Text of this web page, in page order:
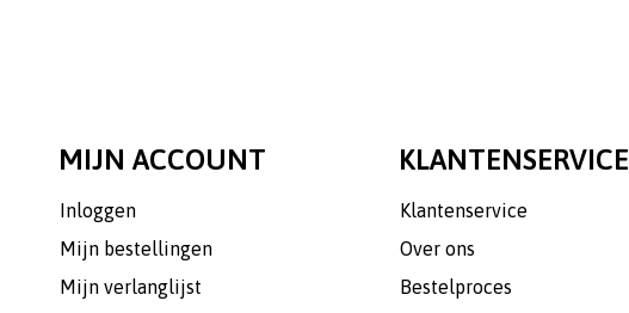
MIJN ACCOUNT
Inloggen
Mijn bestellingen
Mijn verlanglijst
KLANTENSERVICE
Klantenservice
Over ons
Bestelproces